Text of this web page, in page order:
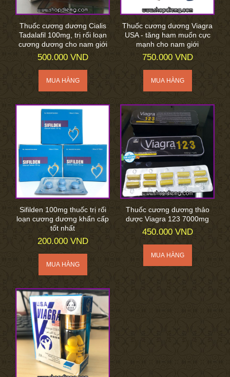
Thuốc cương dương Cialis
Tadalafil 100mg, trị rối loạn
cương dương cho nam giới
500.000 VND
Thuốc cương dương Viagra
USA - tăng ham muốn cực
mạnh cho nam giới
750.000 VND
Sifilden 100mg thuốc trị rối
loạn cương dương khẩn cấp
tốt nhất
200.000 VND
Thuốc cương dương thảo
dược Viagra 123 7000mg
450.000 VND